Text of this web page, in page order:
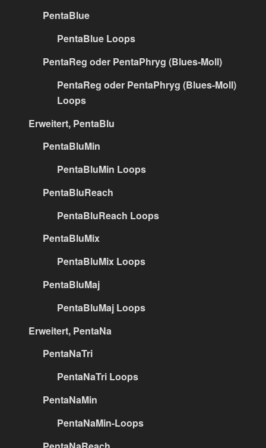
PentaBlue
PentaBlue Loops
PentaReg oder PentaPhryg (Blues-Moll)
PentaReg oder PentaPhryg (Blues-Moll)
Loops
Erweitert, PentaBlu
PentaBluMin
PentaBluMin Loops
PentaBluReach
PentaBluReach Loops
PentaBluMix
PentaBluMix Loops
PentaBluMaj
PentaBluMaj Loops
Erweitert, PentaNa
PentaNaTri
PentaNaTri Loops
PentaNaMin
PentaNaMin-Loops